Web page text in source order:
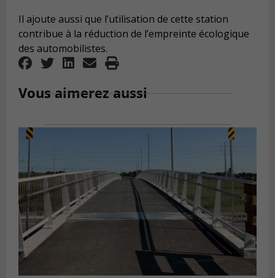
Il ajoute aussi que l’utilisation de cette station
contribue à la réduction de l’empreinte écologique
des automobilistes.
Vous aimerez aussi